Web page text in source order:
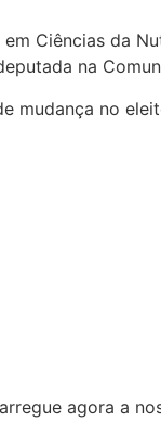
Ciências da
na
mudança no
agora a